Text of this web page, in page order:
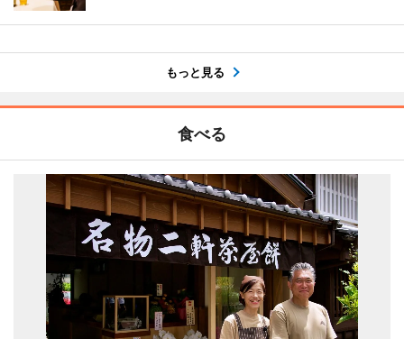
もっと見る
食べる